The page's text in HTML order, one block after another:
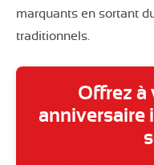
marquants en sortant
traditionnels.
Offrez à
anniversaire